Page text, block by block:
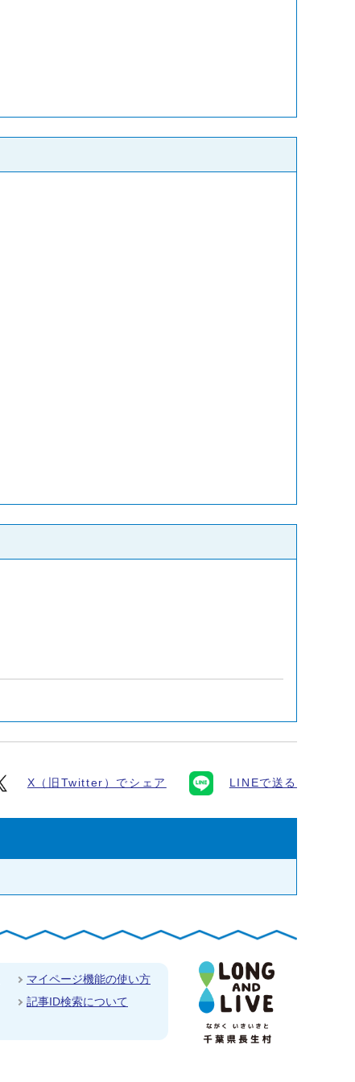
X（旧Twitter）でシェア LINEで送る
マイページ機能の使い方
記事ID検索について